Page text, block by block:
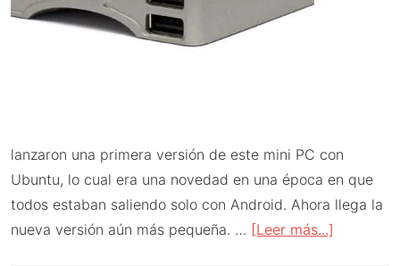
lanzaron una primera versión de este mini PC con
Ubuntu, lo cual era una novedad en una época en que
todos estaban saliendo solo con Android. Ahora llega la
nueva versión aún más pequeña. … [Leer más...]